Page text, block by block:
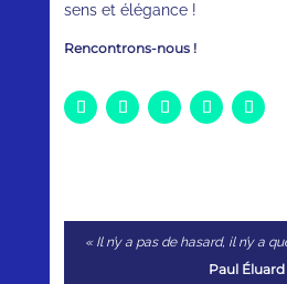
sens et élégance !
Rencontrons-nous !
« Il n’y a pas de hasard, il n’y a
Paul Éluard